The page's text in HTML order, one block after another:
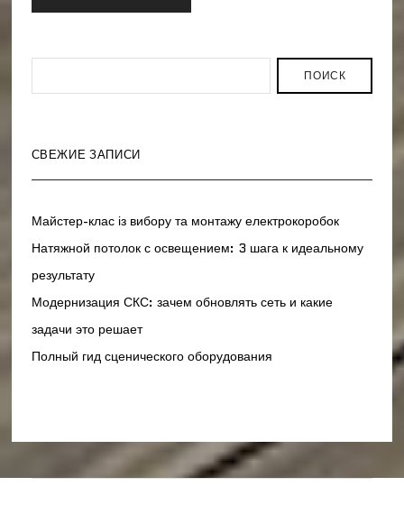
ПОИСК
СВЕЖИЕ ЗАПИСИ
Майстер-клас із вибору та монтажу електрокоробок
Натяжной потолок с освещением: 3 шага к идеальному
результату
Модернизация СКС: зачем обновлять сеть и какие
задачи это решает
Полный гид сценического оборудования